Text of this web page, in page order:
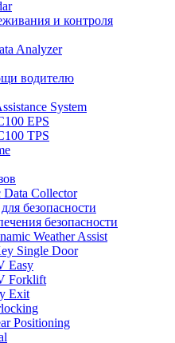
и контроля
Analyzer
водителю
System
EPS
TPS
Data Collector
безопасности
безопасности
Weather Assist
Single Door
Easy
Forklift
Exit
Positioning